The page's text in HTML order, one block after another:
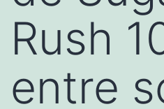
Rush
entre